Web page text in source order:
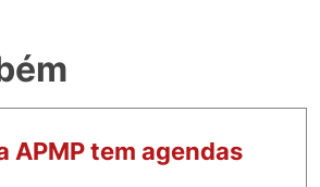
APMP tem agendas